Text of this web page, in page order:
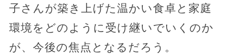
子さんが築き上げた温かい食卓と家庭
環境をどのように受け継いでいくのか
が、今後の焦点となるだろう。